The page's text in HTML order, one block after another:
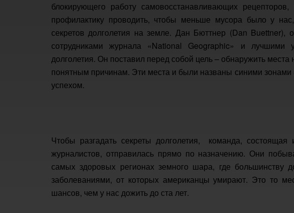
блокирующего работу самовосстанавливающих
профилактику проводить, чтобы меньше мусора было у
секретов долголетия на земле. Дан Бюттнер (Dan Buettner),
сотрудниками журнала «National Geographic» и лучшими
долголетия. Он поставил перед собой цель – обнаружить
понятным причинам. Эти места и были названы синими зонами
успехом.
Чтобы разгадать секреты долголетия, команда,
журналистов, отправилась прямо по назначению. Они
самых здоровых регионах земного шара, где большинству
заболеваниями, от которых американцы умирают. Это то
шансов, чем у нас дожить до ста лет.